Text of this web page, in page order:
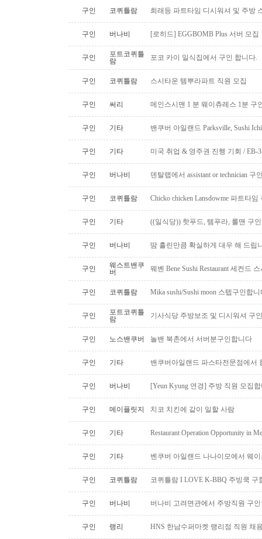
구인 코퀴틀람 희래등 파트타임 디시워셔 및 주방
구인 버나비 [로히드] EGGBOMB Plus 서버 모집
구인
포트코퀴틀
람
포코 카이 일식집에서 구인 합니다.
구인 코퀴틀람 스시타운 템뿌라파트 직원 모집
구인 써리 메인스시맨 1 분 웨이츄레스 1분 구
구인 기타 밴쿠버 아일랜드 Parksville, Sushi
구인 기타 미국 취업 & 영주권 진행 기회 / EB-
구인 버나비 덴탈랩에서 assistant or technician 구
구인 코퀴틀람 Chicko chicken Lansdowme 파트타
구인 기타 ((일식당)) 핫푸드, 템푸라, 롤맨 구
구인 버나비 땀 흘린만큼 확실하게 대우 해 드립
구인
웨스트밴쿠
버
웨벤 Bene Sushi Restaurant 세컨드
구인 코퀴틀람 Mika sushi/Sushi moon 스텝구인합
구인
포트코퀴틀
람
기사식당 주방보조 및 디시워셔 구
구인 노스밴쿠버 놀밴 북촌에서 서버분구인합니다
구인 기타 밴쿠버아일랜드 파스타전문점에서
구인 버나비 [Yeun Kyung 연경] 주방 직원 모집
구인 메이플릿지 치코 치킨에 같이 일할 사람
구인 기타 Restaurant Operation Opportunity in
구인 기타 벤쿠버 아일랜드 나나이모에서 웨
구인 코퀴틀람 코퀴틀람 I LOVE K-BBQ 주빙쿡 구
구인 버나비 버나비 고려면관에서 주방직원 구
구인 랭리 HNS 한남수퍼마켓 랭리점 직원 채